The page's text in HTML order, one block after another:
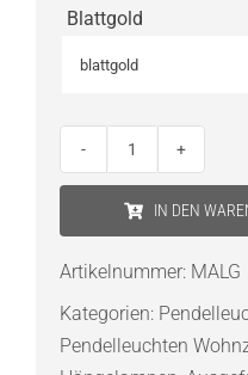
Blattgold
Macchina
Luce
Mod.
IN DEN
Artikelnummer: MALG
Kategorien:
Pendelleuchten